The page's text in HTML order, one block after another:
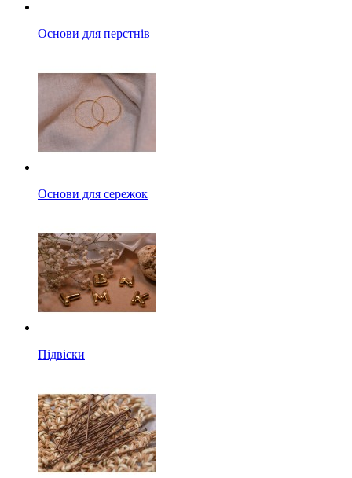
Основи для перстнів
Основи для сережок
Підвіски